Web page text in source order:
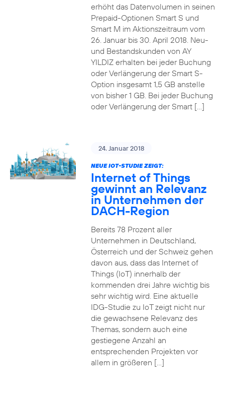
erhöht das Datenvolumen in seinen
Prepaid-Optionen Smart S und
Smart M im Aktionszeitraum vom
26. Januar bis 30. April 2018. Neu-
und Bestandskunden von AY
YILDIZ erhalten bei jeder Buchung
oder Verlängerung der Smart S-
Option insgesamt 1,5 GB anstelle
von bisher 1 GB. Bei jeder Buchung
oder Verlängerung der Smart […]
24. Januar 2018
NEUE IOT-STUDIE ZEIGT:
Internet of Things
gewinnt an Relevanz
in Unternehmen der
DACH-Region
Bereits 78 Prozent aller
Unternehmen in Deutschland,
Österreich und der Schweiz gehen
davon aus, dass das Internet of
Things (IoT) innerhalb der
kommenden drei Jahre wichtig bis
sehr wichtig wird. Eine aktuelle
IDG-Studie zu IoT zeigt nicht nur
die gewachsene Relevanz des
Themas, sondern auch eine
gestiegene Anzahl an
entsprechenden Projekten vor
allem in größeren […]